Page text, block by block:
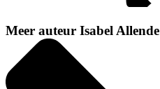
Meer auteur Isabel Allende